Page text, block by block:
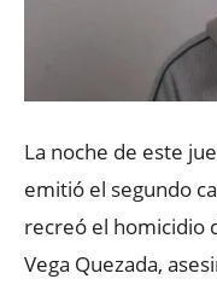
La noche de este
emitió el segundo
recreó el homicidio
Vega Quezada,